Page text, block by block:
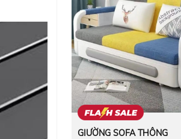
GIƯỜNG SOFA THÔNG